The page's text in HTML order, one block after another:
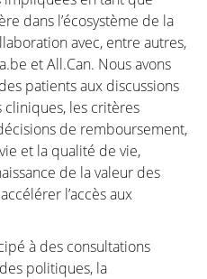
dans l’écosystème de la
avec, entre autres,
et All.Can. Nous avons
patients aux discussions
les critères
de remboursement,
et la qualité de vie,
de la valeur des
l’accès aux
à des consultations
politiques, la